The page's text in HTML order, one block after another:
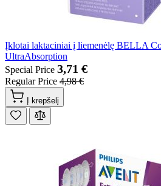
Įklotai laktaciniai į liemenėlę BELLA
UltraAbsorption
Special Price 3,71 €
Regular Price 4,98 €
Į krepšelį